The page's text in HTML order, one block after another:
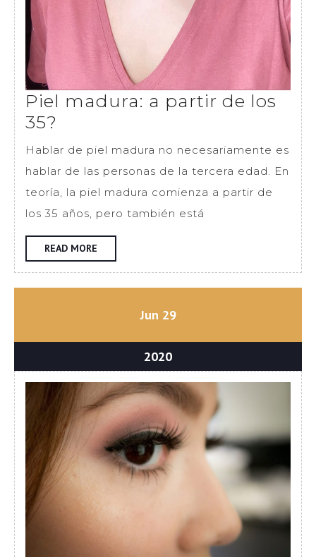
Piel madura: a partir de los
35?
madura:
a
partir
de
35?
Hablar de piel madura no necesariamente es
hablar de las personas de la tercera edad. En
teoría, la piel madura comienza a partir de
los 35 años, pero también está
READ MORE
MORE
Junjunio
2020
29junio
2020junio
29,
2020